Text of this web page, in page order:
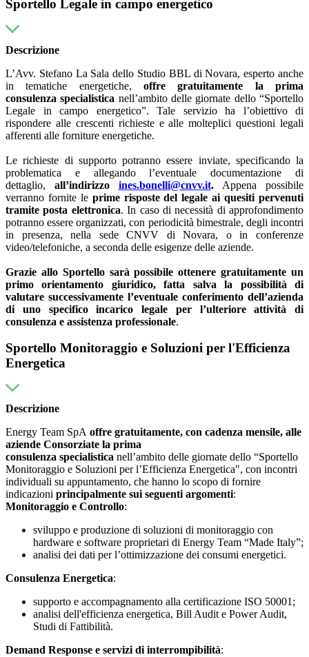
Sportello Legale in campo energetico
Descrizione
L’Avv. Stefano La Sala dello Studio BBL di Novara, esperto anche
in tematiche energetiche, offre gratuitamente
la prima
consulenza specialistica nell’ambito delle giornate dello “Sportello
Legale in campo energetico”. Tale servizio ha l’obiettivo di
rispondere alle crescenti richieste e alle molteplici questioni legali
afferenti alle forniture energetiche.
Le richieste di supporto potranno essere inviate, specificando la
problematica e allegando l’eventuale documentazione di
dettaglio, all’indirizzo ines.bonelli@cnvv.it. Appena possibile
verranno fornite le prime risposte del legale ai quesiti pervenuti
tramite posta elettronica. In caso di necessità di approfondimento
potranno essere organizzati, con periodicità bimestrale, degli incontri
in presenza, nella sede CNVV di Novara, o in conferenze
video/telefoniche, a seconda delle esigenze delle aziende.
Grazie allo Sportello sarà possibile ottenere gratuitamente un
primo orientamento giuridico, fatta salva la possibilità di
valutare successivamente l’eventuale conferimento dell’azienda
di uno specifico incarico legale per l’ulteriore attività di
consulenza e assistenza professionale.
Sportello Monitoraggio e Soluzioni per l'Efficienza
Energetica
Descrizione
Energy Team SpA offre gratuitamente, con cadenza mensile, alle
aziende Consorziate la prima
consulenza specialistica nell’ambito delle giornate dello “Sportello
Monitoraggio e Soluzioni per l’Efficienza Energetica", con incontri
individuali su appuntamento, che hanno lo scopo di fornire
indicazioni principalmente sui seguenti argomenti:
Monitoraggio e Controllo:
sviluppo e produzione di soluzioni di monitoraggio con
hardware e software proprietari di Energy Team “Made Italy”;
analisi dei dati per l’ottimizzazione dei consumi energetici.
Consulenza Energetica:
supporto e accompagnamento alla certificazione ISO 50001;
analisi dell'efficienza energetica, Bill Audit e Power Audit,
Studi di Fattibilità.
Demand Response e servizi di interrompibilità: